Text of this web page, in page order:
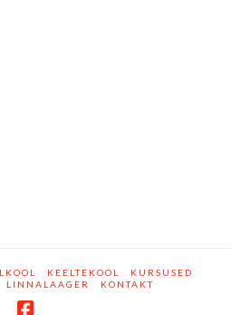
KEELTEKOOL
KURSUSED
LINNALAAGER KONTAKT